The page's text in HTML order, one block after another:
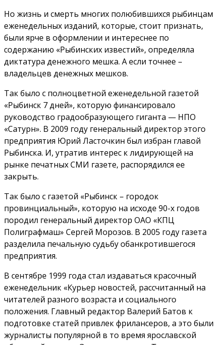
Но жизнь и смерть многих полюбившихся рыбинцам
еженедельных изданий, которые, стоит признать,
были ярче в оформлении и интереснее по
содержанию «Рыбинских известий», определяла
диктатура денежного мешка. А если точнее –
владельцев денежных мешков.
Так было с полноцветной еженедельной газетой
«Рыбинск 7 дней», которую финансировало
руководство градообразующего гиганта — НПО
«Сатурн». В 2009 году генеральный директор этого
предприятия Юрий Ласточкин был избран главой
Рыбинска. И, утратив интерес к лидирующей на
рынке печатных СМИ газете, распорядился ее
закрыть.
Так было с газетой «Рыбинск – городок
провинциальный», которую на исходе 90-х годов
породил генеральный директор ОАО «КПЦ
Полиграфмаш» Сергей Морозов. В 2005 году газета
разделила печальную судьбу обанкротившегося
предприятия.
В сентябре 1999 года стал издаваться красочный
еженедельник «Курьер новостей, рассчитанный на
читателей разного возраста и социального
положения. Главный редактор Валерий Батов к
подготовке статей привлек фрилансеров, а это были
журналисты популярной в то время ярославской